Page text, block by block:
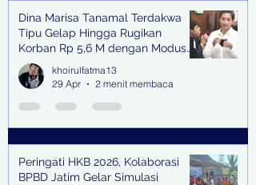
Dina Marisa Tanamal Terdakwa
Tipu Gelap Hingga Rugikan
Korban Rp 5,6 M dengan Modus
Kerja Sama Impor Bodong
khoirulfatma13
29 Apr
2 menit membaca
Peringati HKB 2026, Kolaborasi
BPBD Jatim Gelar Simulasi